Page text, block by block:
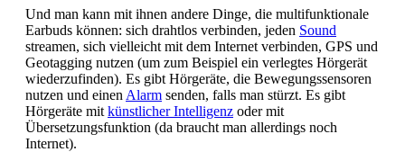
Und man kann mit ihnen andere Dinge, die multifunktionale
Earbuds können: sich drahtlos verbinden, jeden Sound
streamen, sich vielleicht mit dem Internet verbinden, GPS und
Geotagging nutzen (um zum Beispiel ein verlegtes Hörgerät
wiederzufinden). Es gibt Hörgeräte, die Bewegungssensoren
nutzen und einen Alarm senden, falls man stürzt. Es gibt
Hörgeräte mit künstlicher Intelligenz oder mit
Übersetzungsfunktion (da braucht man allerdings noch
Internet).